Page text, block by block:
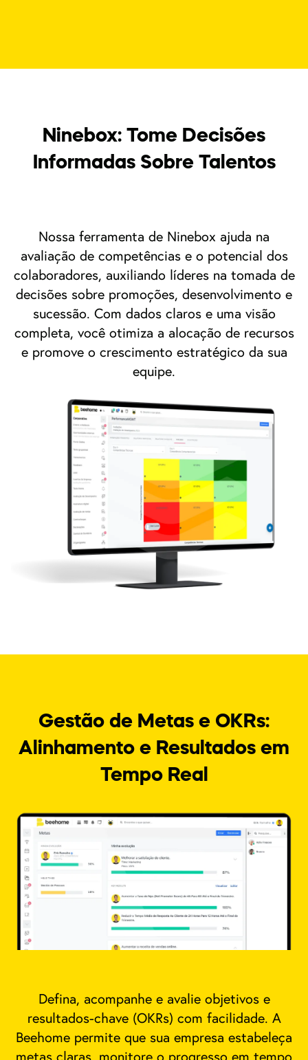
Ninebox: Tome Decisões
Informadas Sobre Talentos
Nossa ferramenta de Ninebox ajuda na
avaliação de competências e o potencial dos
colaboradores, auxiliando líderes na tomada de
decisões sobre promoções, desenvolvimento e
sucessão. Com dados claros e uma visão
completa, você otimiza a alocação de recursos
e promove o crescimento estratégico da sua
equipe.
Gestão de Metas e OKRs:
Alinhamento e Resultados em
Tempo Real
Defina, acompanhe e avalie objetivos e
resultados-chave (OKRs) com facilidade. A
Beehome permite que sua empresa estabeleça
metas claras, monitore o progresso em tempo